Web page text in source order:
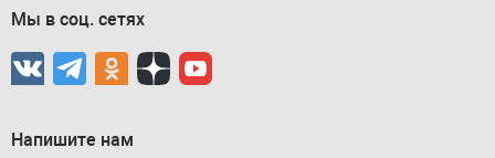
Мы в соц. сетях
Напишите нам